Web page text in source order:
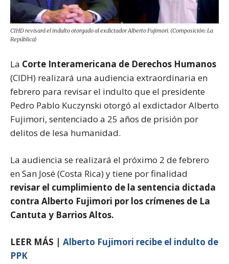
CIHD revisará el indulto otorgado al exdictador Alberto Fujimori. (Composición: La
República)
La Corte Interamericana de Derechos Humanos
(CIDH) realizará una audiencia extraordinaria en
febrero para revisar el indulto que el presidente
Pedro Pablo Kuczynski otorgó al exdictador Alberto
Fujimori, sentenciado a 25 años de prisión por
delitos de lesa humanidad.
La audiencia se realizará el próximo 2 de febrero
en San José (Costa Rica) y tiene por finalidad
revisar el cumplimiento de la sentencia dictada
contra Alberto Fujimori por los crímenes de La
Cantuta y Barrios Altos.
LEER MÁS | Alberto Fujimori recibe el indulto de
PPK